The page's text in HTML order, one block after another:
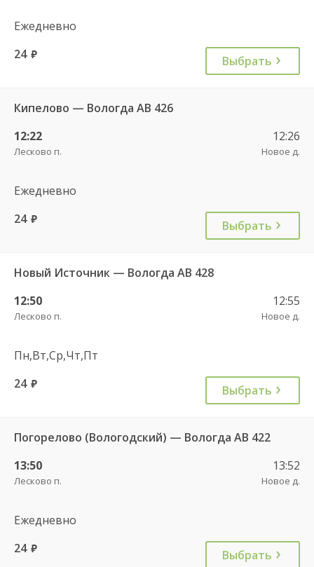
Ежедневно
24 руб. Выбрать
Кипелово — Вологда АВ 426
12:22
Лесково п.
12:26
Новое д.
Ежедневно
24 руб. Выбрать
Новый Источник — Вологда АВ 428
12:50
Лесково п.
12:55
Новое д.
Пн,Вт,Ср,Чт,Пт
24 руб. Выбрать
Погорелово (Вологодский) — Вологда АВ 422
13:50
Лесково п.
13:52
Новое д.
Ежедневно
24 руб. Выбрать